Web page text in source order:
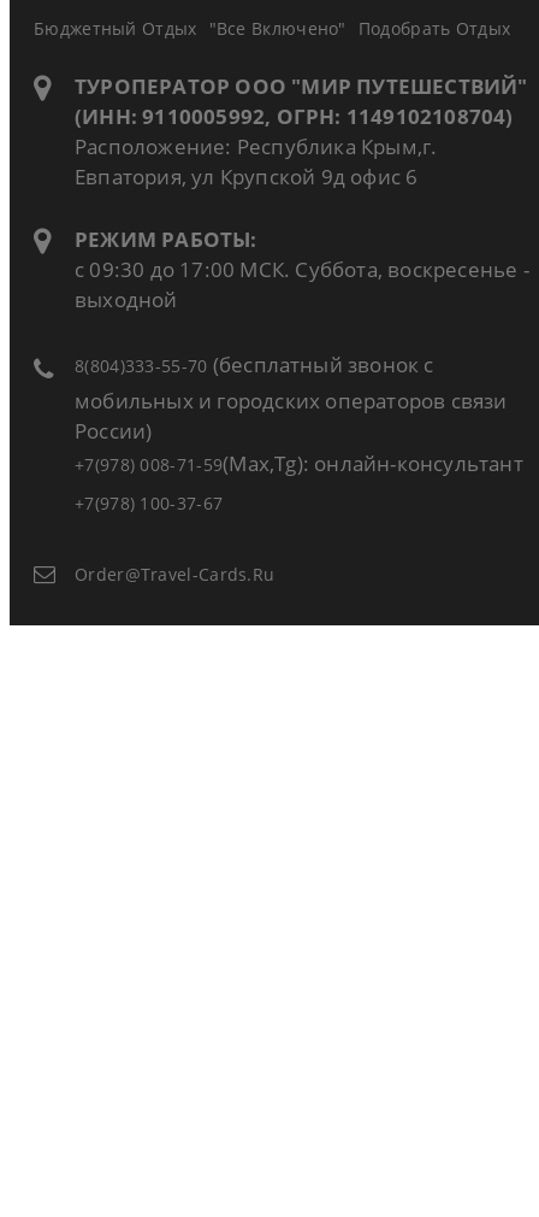
Бюджетный Отдых "Все Включено" Подобрать Отдых
ТУРОПЕРАТОР ООО "МИР ПУТЕШЕСТВИЙ"
(ИНН: 9110005992, ОГРН: 1149102108704)
Расположение: Республика Крым,г.
Евпатория, ул Крупской 9д офис 6
РЕЖИМ РАБОТЫ:
с 09:30 до 17:00 МСК. Суббота, воскресенье -
выходной
8(804)333-55-70 (бесплатный звонок с
мобильных и городских операторов связи
России)
+7(978) 008-71-59(Max,Tg): онлайн-консультант
+7(978) 100-37-67
Order@travel-Cards.ru